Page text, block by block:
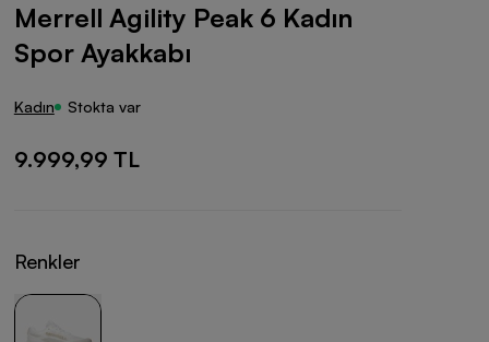
Peak 6 Kadın Spor Ayakkabı
Merrell Agility Peak 6 Kadın
Spor Ayakkabı
Kadın Stokta var
9.999,99 TL
Renkler